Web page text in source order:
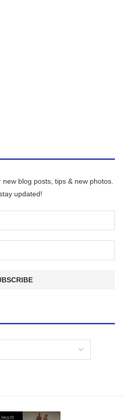
blog posts, tips & new photos.
updated!